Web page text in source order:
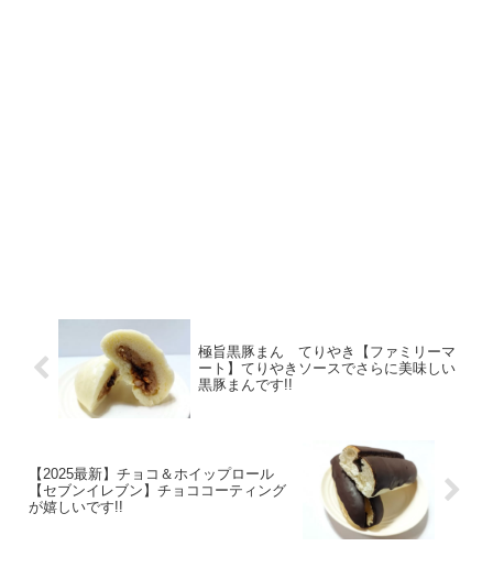
極旨黒豚まん てりやき【ファミリーマ
ート】てりやきソースでさらに美味しい
黒豚まんです!!
【2025最新】チョコ＆ホイップロール
【セブンイレブン】チョココーティング
が嬉しいです!!